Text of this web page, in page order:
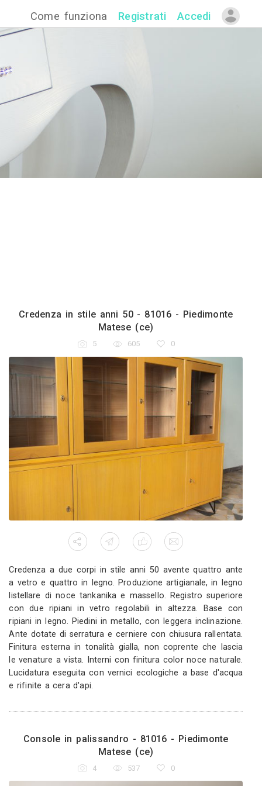
Come
Servizi
Matese
lineare, realizzata in
cromatico.
lisce con sistema
Credenza in stile
Credenza a due corpi
listellare di noce
con due ripiani in